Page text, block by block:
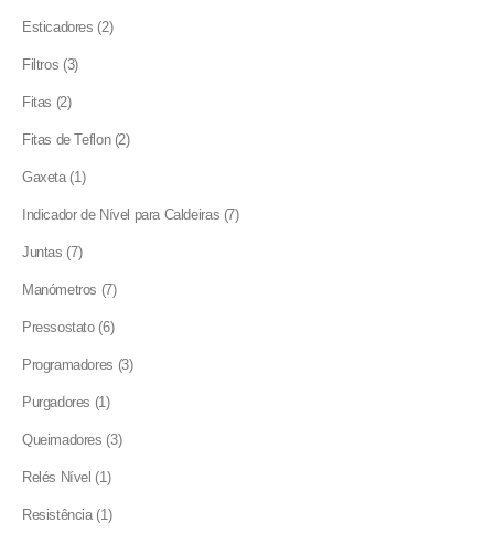
Esticadores 22
Filtros 33
Fitas 22
Fitas de Teflon 22
Gaxeta 11
Indicador de Nível para Caldeiras 77
Juntas 77
Manómetros 77
Pressostato 66
Programadores 33
Purgadores 11
Queimadores 33
Relés Nível
11
Resistência 11